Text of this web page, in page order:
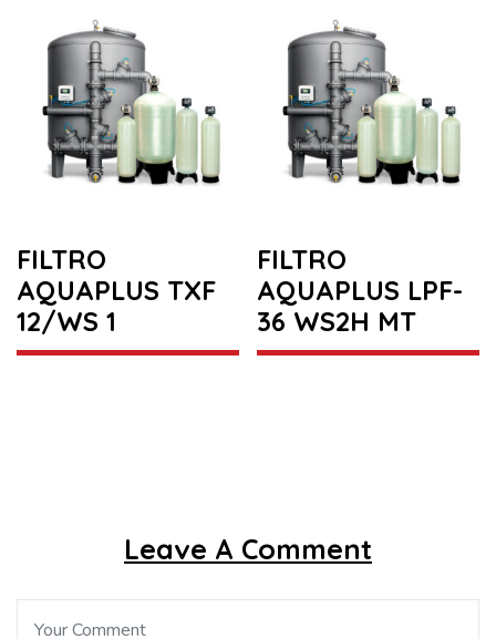
FILTRO
AQUAPLUS TXF
12/WS 1
FILTRO
AQUAPLUS LPF-
36 WS2H MT
Leave A Comment